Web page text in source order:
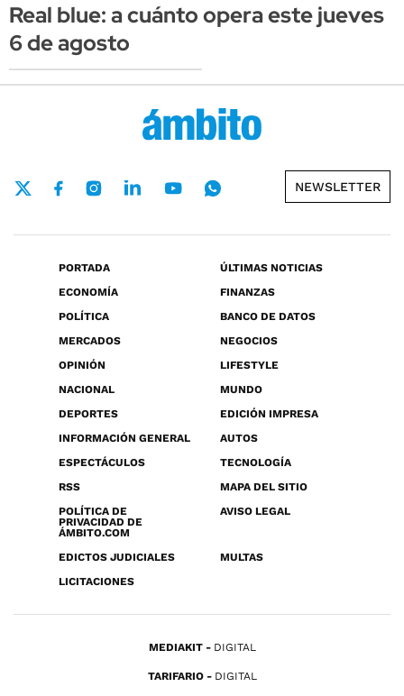
Real blue: a cuánto opera este jueves
6 de agosto
NEWSLETTER
PORTADA
ÚLTIMAS NOTICIAS
ECONOMÍA
FINANZAS
POLÍTICA
BANCO DE DATOS
MERCADOS
NEGOCIOS
OPINIÓN
LIFESTYLE
NACIONAL
MUNDO
DEPORTES
EDICIÓN IMPRESA
INFORMACIÓN GENERAL
AUTOS
ESPECTÁCULOS
TECNOLOGÍA
RSS
MAPA DEL SITIO
POLÍTICA DE
PRIVACIDAD DE
ÁMBITO.COM
AVISO LEGAL
EDICTOS JUDICIALES
MULTAS
LICITACIONES
MEDIAKIT DIGITAL
TARIFARIO DIGITAL